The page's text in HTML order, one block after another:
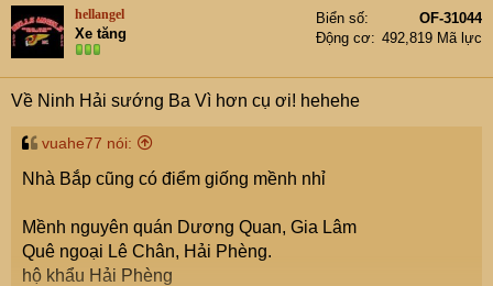
d
s
t
r
e
ử
i
hellangel
Xe tăng
Biển số
OF-31044
Động cơ
492,819 Mã lực
Về Ninh Hải sướng Ba Vì hơn cụ ơi! hehehe
vuahe77 nói:
Nhà Bắp cũng có điểm giống mềnh nhỉ
Mềnh nguyên quán Dương Quan, Gia Lâm
Quê ngoại Lê Chân, Hải Phèng.
hộ khẩu Hải Phèng